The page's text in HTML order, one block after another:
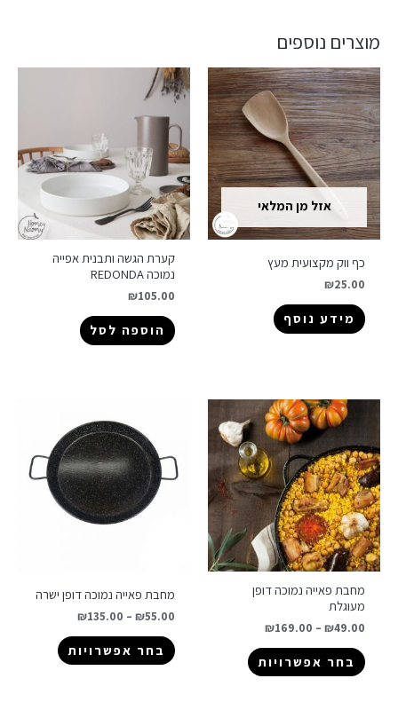
מוצרים נוספים
אזל מן המלאי
כף ווק מקצועית מעץ
₪25.00
מידע נוסף
קערת הגשה ותבנית אפייה
נמוכה REDONDA
₪105.00
הוספה לסל
מחבת פאייה נמוכה דופן
מעוגלת
₪49.00
–
₪169.00
בחר אפשרויות
מחבת פאייה נמוכה דופן ישרה
₪55.00
–
₪135.00
בחר אפשרויות